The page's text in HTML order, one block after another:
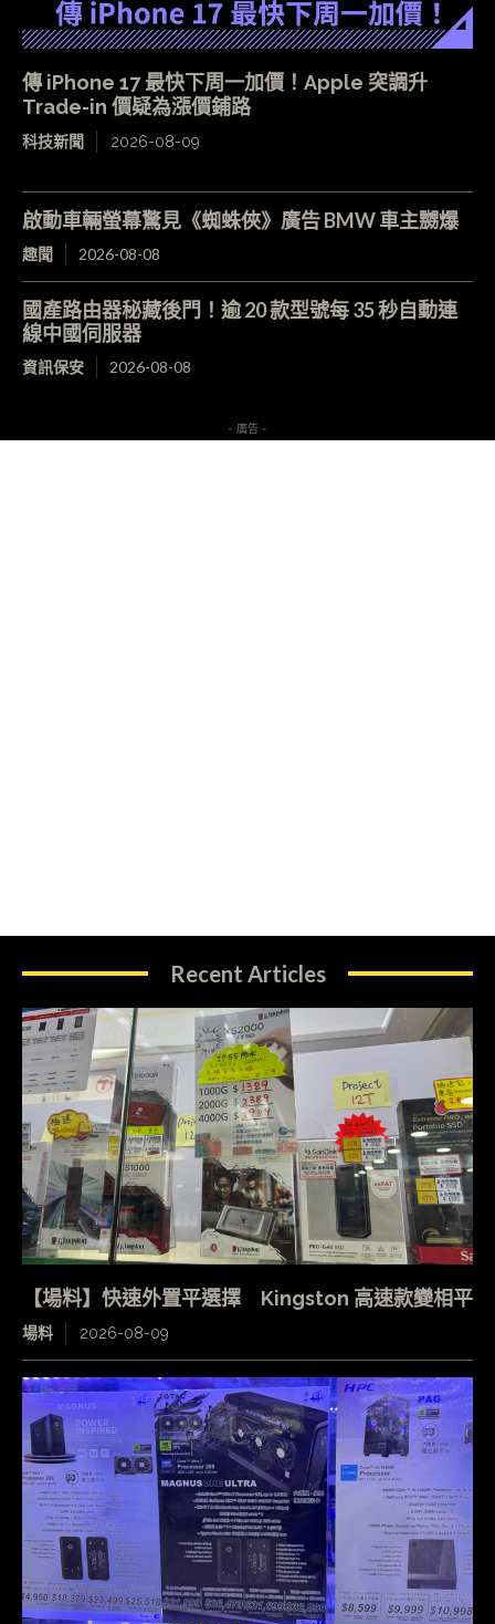
傳 iPhone 17 最快下周一加價！Apple 突調升
Trade-in 價疑為漲價鋪路
科技新聞 2026-08-09
啟動車輛螢幕驚見《蜘蛛俠》廣告 BMW 車主嬲爆
趣聞 2026-08-08
國產路由器秘藏後門！逾 20 款型號每 35 秒自動連
線中國伺服器
資訊保安 2026-08-08
- 廣告 -
Recent Articles
【場料】快速外置平選擇 Kingston 高速款變相平
場料 2026-08-09